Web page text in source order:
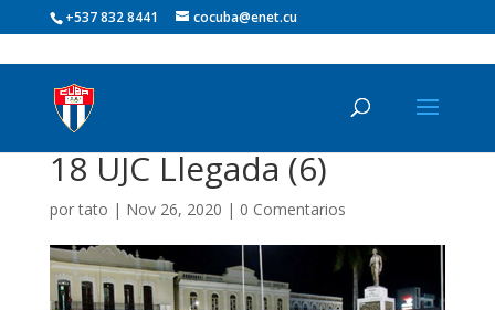
+537 832 8441 cocuba@enet.cu
18 UJC Llegada (6)
portato | Nov 26, 2020 | 0 Comentarios